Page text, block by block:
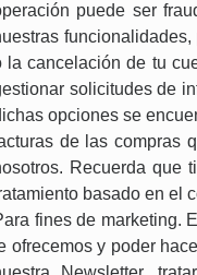
puede ser
la cancelación de tu
solicitudes de
opciones se
de las compras
Recuerda que
basado en el
fines de marketing.
ofrecemos y poder